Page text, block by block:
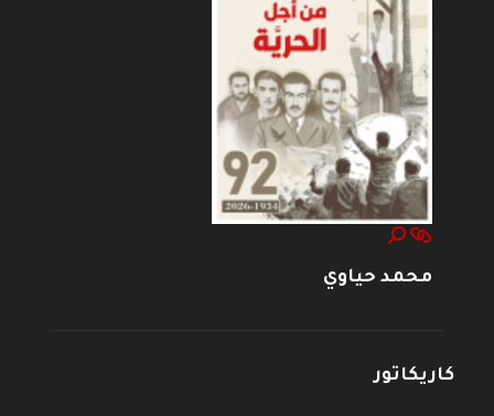
محمد حياوي
كاريكاتور